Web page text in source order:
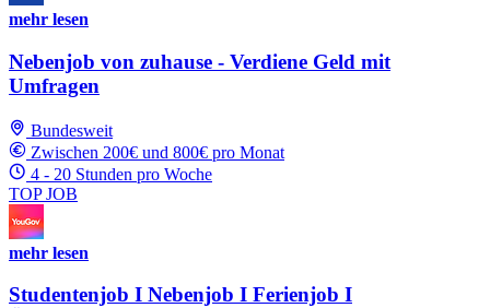
mehr lesen
Nebenjob von zuhause - Verdiene Geld mit
Umfragen
Bundesweit
Zwischen 200€ und 800€ pro Monat
4 - 20 Stunden pro Woche
TOP JOB
mehr lesen
Studentenjob I Nebenjob I Ferienjob I